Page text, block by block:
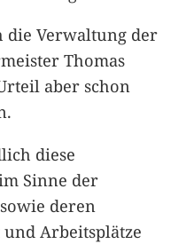
die Verwaltung der
Thomas
aber schon
diese
Sinne der
deren
Arbeitsplätze